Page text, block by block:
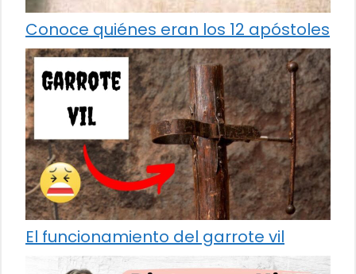
Conoce quiénes eran los 12 apóstoles
El funcionamiento del garrote vil